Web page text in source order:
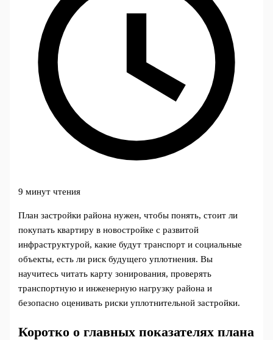
9 минут чтения
План застройки района нужен, чтобы понять, стоит ли
покупать квартиру в новостройке с развитой
инфраструктурой, какие будут транспорт и социальные
объекты, есть ли риск будущего уплотнения. Вы
научитесь читать карту зонирования, проверять
транспортную и инженерную нагрузку района и
безопасно оценивать риски уплотнительной застройки.
Коротко о главных показателях плана